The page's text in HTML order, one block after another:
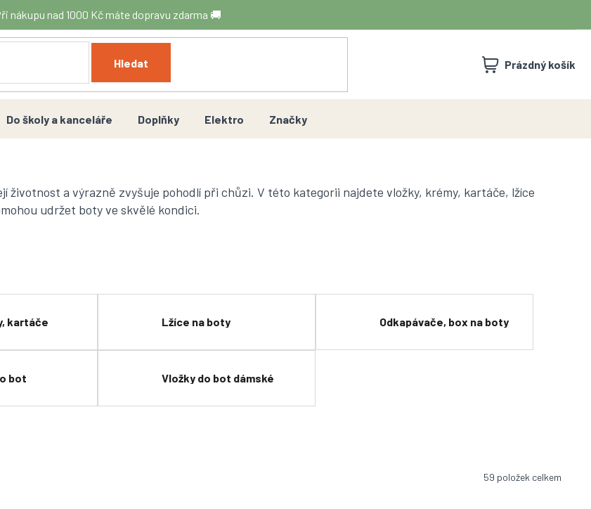
nákupu nad 1000 Kč máte dopravu zdarma 🚚
Hledat
NÁKUPNÍ
Prázdný košík
Do školy a kanceláře Doplňky Elektro Značky
životnost a výrazně zvyšuje pohodlí při chůzi. V této kategorii najdete vložky, krémy, kartáče, lžíce
udržet boty ve skvělé kondici.
kartáče Lžíce na boty Odkapávače, box na boty
bot Vložky do bot dámské
59 položek celkem